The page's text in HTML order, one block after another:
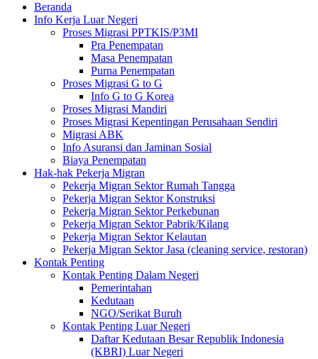
Beranda
Info Kerja Luar Negeri
Proses Migrasi PPTKIS/P3MI
Pra Penempatan
Masa Penempatan
Purna Penempatan
Proses Migrasi G to G
Info G to G Korea
Proses Migrasi Mandiri
Proses Migrasi Kepentingan Perusahaan Sendiri
Migrasi ABK
Info Asuransi dan Jaminan Sosial
Biaya Penempatan
Hak-hak Pekerja Migran
Pekerja Migran Sektor Rumah Tangga
Pekerja Migran Sektor Konstruksi
Pekerja Migran Sektor Perkebunan
Pekerja Migran Sektor Pabrik/Kilang
Pekerja Migran Sektor Kelautan
Pekerja Migran Sektor Jasa (cleaning service, restoran)
Kontak Penting
Kontak Penting Dalam Negeri
Pemerintahan
Kedutaan
NGO/Serikat Buruh
Kontak Penting Luar Negeri
Daftar Kedutaan Besar Republik Indonesia
(KBRI) Luar Negeri